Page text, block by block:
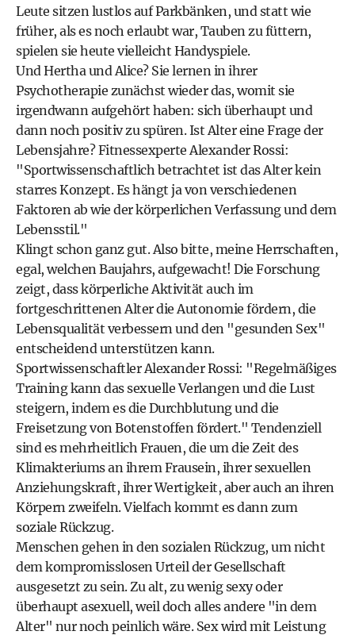
Leute sitzen lustlos auf Parkbänken, und statt wie
früher, als es noch erlaubt war, Tauben zu füttern,
spielen sie heute vielleicht Handyspiele.
Und Hertha und Alice? Sie lernen in ihrer
Psychotherapie zunächst wieder das, womit sie
irgendwann aufgehört haben: sich überhaupt und
dann noch positiv zu spüren. Ist Alter eine Frage der
Lebensjahre? Fitnessexperte Alexander Rossi:
"Sportwissenschaftlich betrachtet ist das Alter kein
starres Konzept. Es hängt ja von verschiedenen
Faktoren ab wie der körperlichen Verfassung und dem
Lebensstil."
Klingt schon ganz gut. Also bitte, meine Herrschaften,
egal, welchen Baujahrs, aufgewacht! Die Forschung
zeigt, dass körperliche Aktivität auch im
fortgeschrittenen Alter die Autonomie fördern, die
Lebensqualität verbessern und den "gesunden Sex"
entscheidend unterstützen kann.
Sportwissenschaftler Alexander Rossi: "Regelmäßiges
Training kann das sexuelle Verlangen und die Lust
steigern, indem es die Durchblutung und die
Freisetzung von Botenstoffen fördert." Tendenziell
sind es mehrheitlich Frauen, die um die Zeit des
Klimakteriums an ihrem Frausein, ihrer sexuellen
Anziehungskraft, ihrer Wertigkeit, aber auch an ihren
Körpern zweifeln. Vielfach kommt es dann zum
soziale Rückzug.
Menschen gehen in den sozialen Rückzug, um nicht
dem kompromisslosen Urteil der Gesellschaft
ausgesetzt zu sein. Zu alt, zu wenig sexy oder
überhaupt asexuell, weil doch alles andere "in dem
Alter" nur noch peinlich wäre. Sex wird mit Leistung